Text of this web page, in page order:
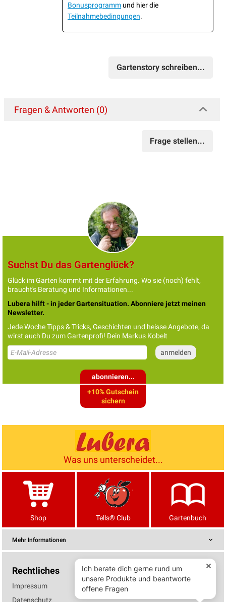
Bonusprogramm und hier die
Teilnahmebedingungen.
Gartenstory schreiben...
Fragen & Antworten (0)
Frage stellen...
Suchst Du das Gartenglück?
Glück im Garten kommt mit der Erfahrung. Wo sie (noch) fehlt,
braucht's Beratung und Informationen...
Lubera hilft - in jeder Gartensituation. Abonniere jetzt meinen
Newsletter.
Jede Woche Tipps & Tricks, Geschichten und heisse Angebote, da
wirst auch Du zum Gartenprofi! Dein Markus Kobelt
abonnieren...
+10% Gutschein
sichern
Was uns unterscheidet...
Shop Tells® Club Gartenbuch
Mehr Informationen
Rechtliches
Impressum
Datenschutz